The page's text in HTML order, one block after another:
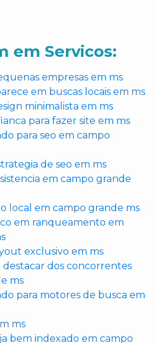
em Servicos:
empresas em ms
em buscas locais em ms
minimalista em ms
para fazer site em ms
para seo em campo
de seo em ms
em campo grande
local em campo grande ms
em ranqueamento em
exclusivo em ms
destacar dos concorrentes
ms
para motores de busca em
ms
bem indexado em campo